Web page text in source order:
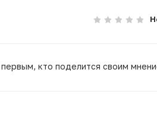
кто поделится своим